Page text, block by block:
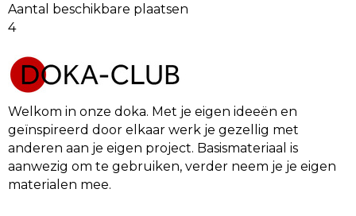
Aantal beschikbare plaatsen
4
Welkom in onze doka. Met je eigen ideeën en
geïnspireerd door elkaar werk je gezellig met
anderen aan je eigen project. Basismateriaal is
aanwezig om te gebruiken, verder neem je je eigen
materialen mee.